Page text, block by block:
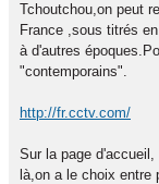
Tchoutchou,on peut
France ,sous titrés
à d'autres
"contemporains".
http://fr.cctv.com/
Sur la page
là,on a le choix entre